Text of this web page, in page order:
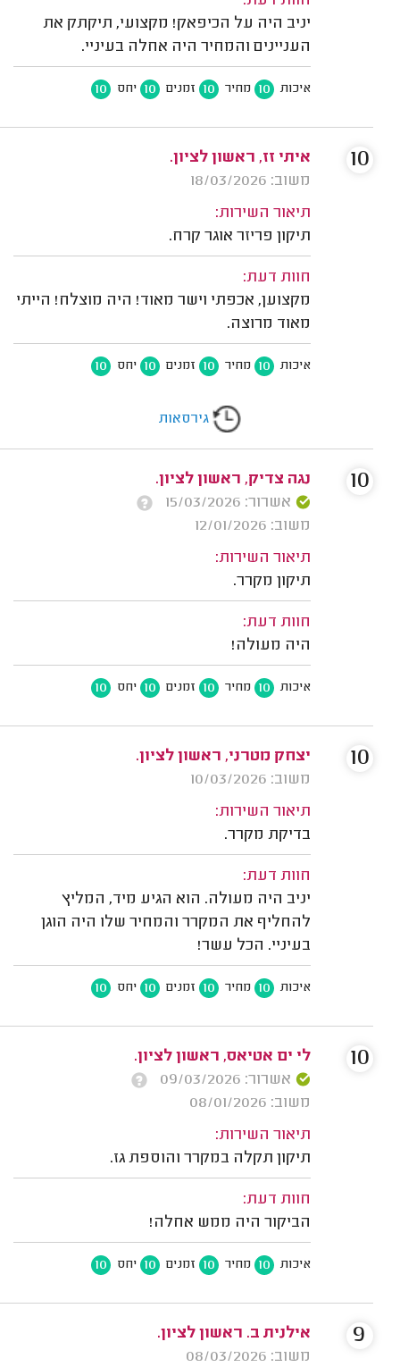
יניב היה על הכיפאק! מקצועי, תיקתק את
העניינים והמחיר היה אחלה בעיניי.
איכות 10 מחיר 10 זמנים 10 יחס 10
איתי זז, ראשון לציון.
משוב: 18/03/2026
תיאור השירות:
תיקון פריזר אוגר קרח.
חוות דעת:
מקצוען, אכפתי וישר מאוד! היה מוצלח! הייתי
מאוד מרוצה.
איכות 10 מחיר 10 זמנים 10 יחס 10
10
גירסאות
נגה צדיק, ראשון לציון.
אשרור: 15/03/2026
משוב: 12/01/2026
תיאור השירות:
תיקון מקרר.
חוות דעת:
היה מעולה!
איכות 10 מחיר 10 זמנים 10 יחס 10
10
יצחק מטרני, ראשון לציון.
משוב: 10/03/2026
תיאור השירות:
בדיקת מקרר.
חוות דעת:
יניב היה מעולה. הוא הגיע מיד, המליץ
להחליף את המקרר והמחיר שלו היה הוגן
בעיניי. הכל עשר!
איכות 10 מחיר 10 זמנים 10 יחס 10
10
לי ים אטיאס‬‎, ראשון לציון.
אשרור: 09/03/2026
משוב: 08/01/2026
תיאור השירות:
תיקון תקלה במקרר והוספת גז.
חוות דעת:
הביקור היה ממש אחלה!
איכות 10 מחיר 10 זמנים 10 יחס 10
10
אילנית ב. ראשון לציון.
משוב: 08/03/2026
9